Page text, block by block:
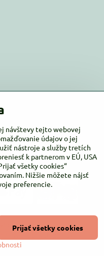
osobných údajov
BiznisWeb.sk
návštevy tejto webovej
údajov o jej
nástroje a služby tretích
k partnerom v EÚ, USA
všetky cookies“
Nižšie môžete nájsť
preferencie.
Prijať všetky cookies